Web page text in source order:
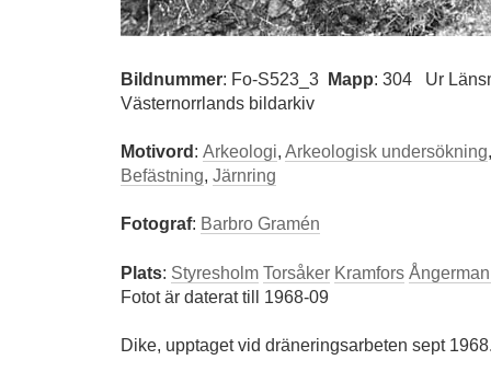
Bildnummer: Fo-S523_3 Mapp: 304
Ur
Västernorrlands bildarkiv
Motivord: Arkeologi, Arkeologisk undersökning
Befästning, Järnring
Fotograf: Barbro Gramén
Plats: Styresholm Torsåker Kramfors
Fotot är daterat till 1968-09
Dike, upptaget vid dräneringsarbeten sept